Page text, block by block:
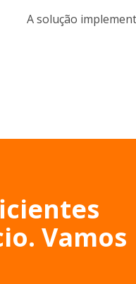
A solução
Vamos